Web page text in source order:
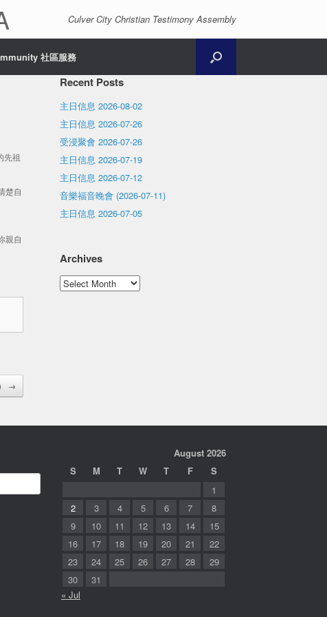
Culver City Christian Testimony Assembly
社區服務
先祖
楚自
親自
→
Recent Posts
主日信息 2026-08-02
主日信息 2026-07-26
受浸聚會 2026-07-26
主日信息 2026-07-19
主日信息 2026-07-12
音樂福音晚會 (2026-07-11)
主日信息 2026-07-05
Archives
Archives
August 2026
S
M T W T F
S
1
2
3 4 5 6 7
8
9
10 11 12 13 14
15
16
17 18 19 20 21
22
23
24 25 26 27 28
29
30
31
« Jul